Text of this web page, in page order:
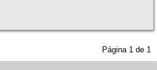
Página 1 de 1